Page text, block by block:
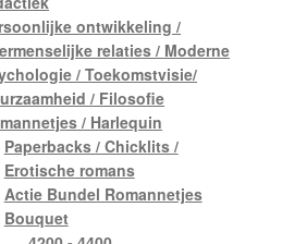
ontwikkeling /
relaties / Moderne
/ Toekomstvisie/
/ Filosofie
/ Harlequin
Paperbacks / Chicklits /
Erotische romans
Actie Bundel Romannetjes
Bouquet